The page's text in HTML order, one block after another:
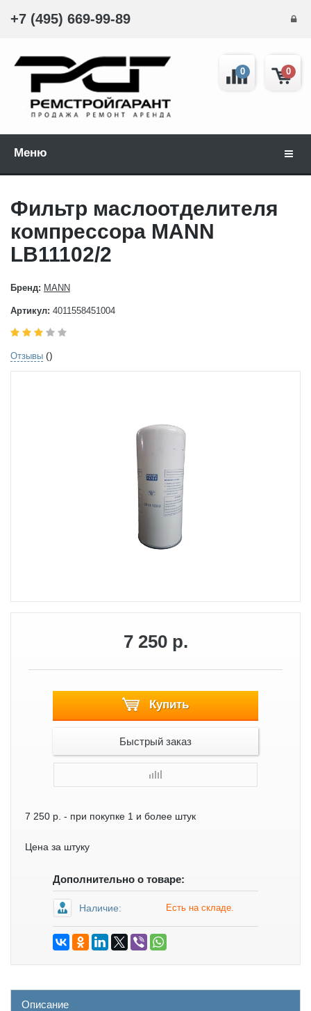
+7 (495) 669-99-89
0
0
Меню
Фильтр маслоотделителя
компрессора MANN
LB11102/2
Бренд: MANN
Артикул: 4011558451004
Отзывы ()
7 250 р.
Купить
Быстрый заказ
7 250 р. - при покупке 1 и более штук
Цена за штуку
Дополнительно о товаре:
Наличие: Есть на складе.
Описание